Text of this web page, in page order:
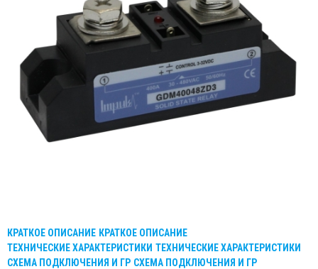
КРАТКОЕ ОПИСАНИЕ КРАТКОЕ ОПИСАНИЕ
ТЕХНИЧЕСКИЕ ХАРАКТЕРИСТИКИ ТЕХНИЧЕСКИЕ ХАРАКТЕРИСТИКИ
СХЕМА ПОДКЛЮЧЕНИЯ И ГР СХЕМА ПОДКЛЮЧЕНИЯ И ГР